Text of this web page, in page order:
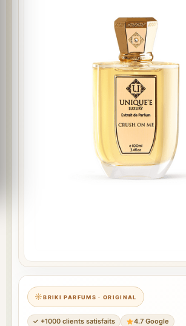
BRIKI PARFUMS · ORIGINAL
✓ +1000 clients satisfaits
4.7 Google